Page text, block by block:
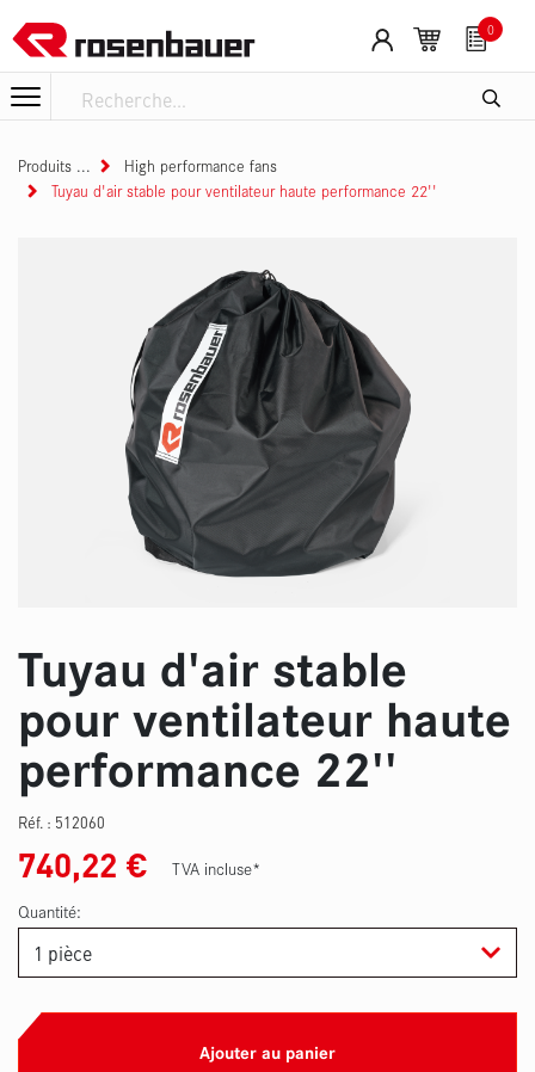
0
Produits
High performance fans
Tuyau d'air stable pour ventilateur haute performance 22''
Tuyau d'air stable
pour ventilateur haute
performance 22''
Réf. : 512060
740,22 €
TVA incluse*
Quantité:
Ajouter au panier